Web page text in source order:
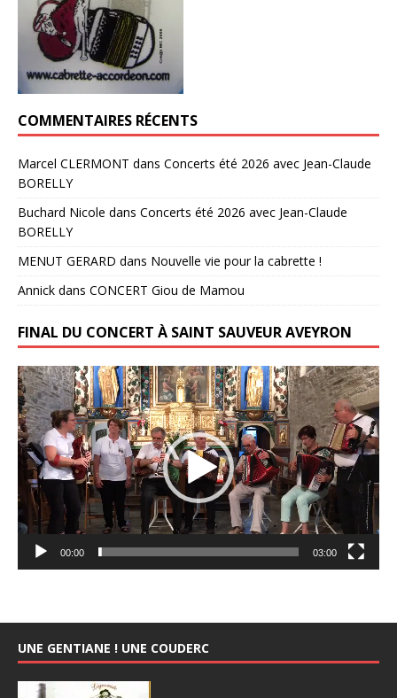
COMMENTAIRES RÉCENTS
Marcel CLERMONT dans Concerts été 2026 avec Jean-Claude
BORELLY
Buchard Nicole dans Concerts été 2026 avec Jean-Claude
BORELLY
MENUT GERARD dans Nouvelle vie pour la cabrette !
Annick dans CONCERT Giou de Mamou
FINAL DU CONCERT À SAINT SAUVEUR AVEYRON
Lecteur
vidéo
00:00 03:00
UNE GENTIANE ! UNE COUDERC